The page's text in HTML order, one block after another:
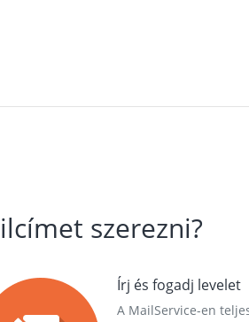
szerezni?
Írj és fogadj levelet
A MailService-en